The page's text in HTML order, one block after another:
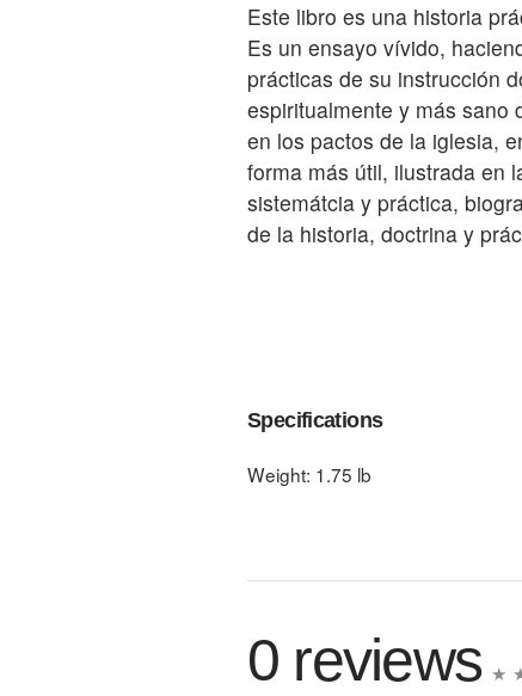
Este libro es una historia
Es un ensayo vívido,
prácticas de su instrucción
espiritualmente y más sano
en los pactos de la iglesia,
forma más útil, ilustrada en
sistemátcia y práctica,
de la historia, doctrina y
Specifications
Weight: 1.75 lb
0 reviews